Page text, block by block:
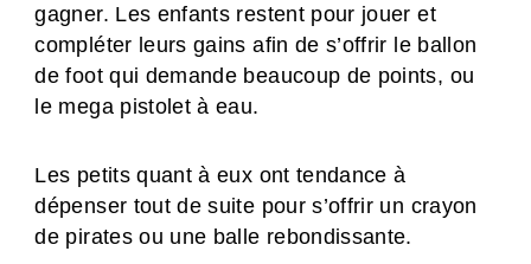
gagner. Les enfants restent pour jouer et
compléter leurs gains afin de s’offrir le ballon
de foot qui demande beaucoup de points, ou
le mega pistolet à eau.
Les petits quant à eux ont tendance à
dépenser tout de suite pour s’offrir un crayon
de pirates ou une balle rebondissante.